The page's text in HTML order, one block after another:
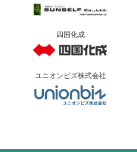
四国化成
ユニオンビズ株式会社